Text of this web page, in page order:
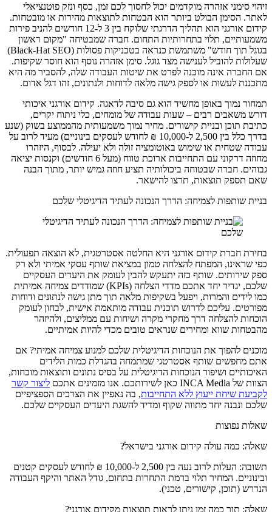
זיהוי סימני אזהרה מוקדמים יכול לחסוך לכם זמן, כסף ונזק פוטנציאלי
לאתר. הסימן הבולט ביותר הוא הבטחות לתוצאות מהירות או מובטחות.
קידום אורגני הוא תהליך הדרגתי שלוקח בין 3 ל-12 חודשים להניב פירות
משמעותיים, תלוי בתחרותיות התחום. חברה שמבטיחה "מקום ראשון
בגוגל תוך חודש" משתמשת כנראה בטכניקות פסולות (Black-Hat SEO)
שעלולות להוביל לענישה מצד גוגל. סימן אזהרה נוסף הוא חוסר שקיפות.
אם החברה אינה מוכנה לפרט את שיטות העבודה שלה, להסביר מה היא
מתכננת לעשות או לספק גישה מלאה לדוחות ולנתונים, זהו דגל אדום.
תמחור נמוך באופן מחשיד הוא גם סיבה לדאגה. קידום אורגני איכותי
דורש משאבים רבים – שעות עבודה של מומחים, כלי ניתוח יקרים,
כתיבת תוכן ובניית קישורים. מחיר נמוך משמעותית מהממוצע בשוק (שנע
בדרך כלל בין 2,500 ל-10,000 ₪ לחודש לעסקים בינוניים) מעיד לרוב על
עבודה שטחית או שימוש באוטומציה זולה ולא יעילה. לבסוף, היזהרו
מחוזה דרקוני עם התחייבות ארוכת טווח (מעל 6 חודשים) וקנסות יציאה
גבוהים. חברה שבטוחה ביכולותיה תציע חוזה גמיש יותר, מתוך הבנה
שאם תספק תוצאות, תרצו להישאר.
בניית שותפות לצמיחה: הדרך הנכונה לעתיד הדיגיטלי שלכם
בחירת חברת קידום אורגני היא החלטה אסטרטגית, לא הוצאה תפעולית.
כפי שראינו, המפתח להצלחה טמון במציאת שותף עסקי אמיתי ולא רק
ספק שירותים. שותף כזה יתעקש להבין לעומק את היעדים העסקיים
שלכם, יגדיר יחד אתכם מדדי הצלחה (KPIs) שמודדים צמיחה אמיתית
כמו לידים והמרות, ויפעל בשקיפות מלאה תוך מתן גישה לנתונים ודוחות
מפורטים. עליכם לדרוש תוכנית עבודה מותאמת אישית, לבחון לעומק
הוכחות להצלחה דרך מחקרי מקרה ושיחות עם ממליצים, ולהיזהר
מהבטחות שווא ומחירים שנראים טובים מכדי להיות אמיתיים.
מוכנים להפוך את הנוכחות הדיגיטלית שלכם למנוע צמיחה אמיתי? אם
אתם מחפשים שותף אסטרטגי שמתמחה בהגדלת כמות הלידים
האיכותיים ושיפור הנוכחות הדיגיטלית על בסיס נתונים ותוצאות מוכחות,
הצוות של INCA Media כאן לשירותכם. אנו מזמינים אתכם
ליצור קשר
לקביעת שיחת ייעוץ ללא התחייבות, בה נאפיין את הצרכים הספציפיים
שלכם ונבנה יחד מתווה שקוף ומדיד להשגת היעדים העסקיים שלכם.
שאלות נפוצות
שאלה: כמה עולה קידום אורגני בישראל?
תשובה: העלות לרוב נעה בין 2,500 ל-10,000 ₪ לחודש לעסקים קטנים
ובינוניים. המחיר תלוי ברמת התחרות בתחום, גודל האתר והיקף העבודה
הנדרש (תוכן, קישורים, טכני).
שאלה: תוך כמה זמן ניתן לראות תוצאות מקידום אורגני?